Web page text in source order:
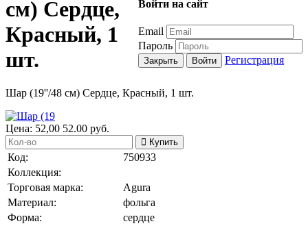
Войти на сайт
Email
Пароль
Закрыть Войти Регистрация
см) Сердце,
Красный, 1
шт.
Шар (19''/48 см) Сердце, Красный, 1 шт.
Цена: 52,00 52.00 руб.
Купить
Код:
750933
Коллекция:
Торговая марка:
Agura
Материал:
фольга
Форма:
сердце